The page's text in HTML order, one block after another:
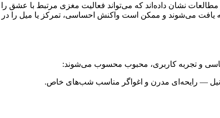
نشان داده‌اند که می‌تواند فعالیت مغزی مرتبط با عشق را
یافت می‌شوند و ممکن است واکنش احساسی، تمرکز یا میل را
و تجربه کاربری، محبوب محسوب می‌شوند:
— رایحه‌ای مدرن و اغواگر مناسب شب‌های خاص.